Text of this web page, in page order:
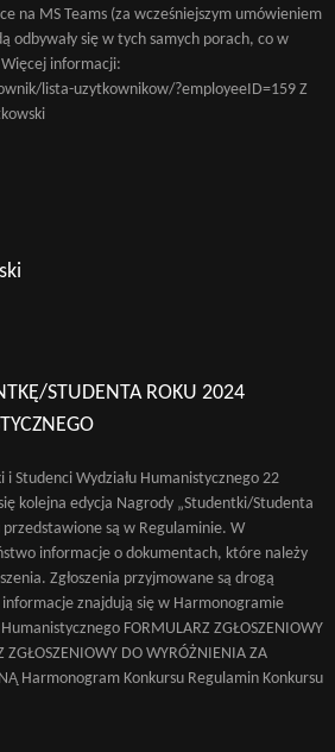
na MS Teams (za wcześniejszym umówieniem
odbywały się w tych samych porach, co w
informacji:
lista-uzytkownikow/?employeeID=159 Z
STUDENTA ROKU 2024
Studenci Wydziału Humanistycznego 22
kolejna edycja Nagrody „Studentki/Studenta
przedstawione są w Regulaminie. W
informacje o dokumentach, które należy
Zgłoszenia przyjmowane są drogą
znajdują się w Harmonogramie
FORMULARZ ZGŁOSZENIOWY
ZGŁOSZENIOWY DO WYRÓŻNIENIA ZA
Harmonogram Konkursu Regulamin Konkursu